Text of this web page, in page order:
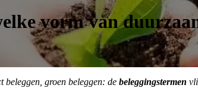
vorm van
groen beleggen: de beleggingstermen